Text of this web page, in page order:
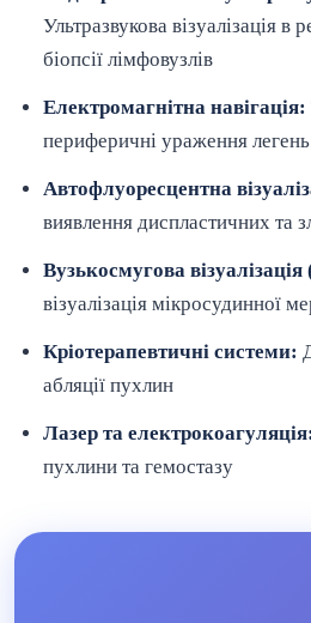
Ультразвукова візуалізація в
біопсії лімфовузлів
Електромагнітна навігація:
периферичні ураження легень
Автофлуоресцентна
виявлення диспластичних та
Вузькосмугова
візуалізація мікросудинної
Кріотерапевтичні системи:
абляції пухлин
Лазер та електрокоагуляція:
пухлини та гемостазу